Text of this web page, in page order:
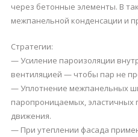
через бетонные элементы. В
межпанельной конденсации и
Стратегии:
— Усиление пароизоляции
вентиляцией — чтобы пар не
— Уплотнение межпанельных
паропроницаемых, эластичных
движения.
— При утеплении фасада